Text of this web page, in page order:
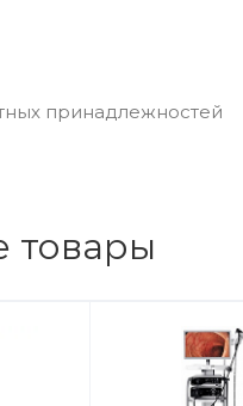
принадлежностей
товары